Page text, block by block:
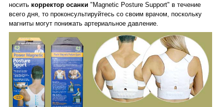
носить корректор осанки "Magnetic Posture Support" в течение
всего дня, то проконсультируйтесь со своим врачом, поскольку
магниты могут понижать артериальное давление.